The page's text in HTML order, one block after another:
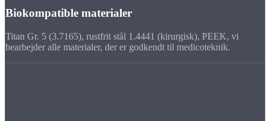
Biokompatible materialer
Titan Gr. 5 (3.7165), rustfrit stål 1.4441 (kirurgisk), PEEK, vi
bearbejder alle materialer, der er godkendt til medicoteknik.